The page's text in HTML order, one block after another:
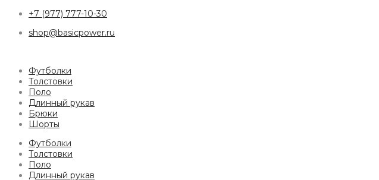
+7 (977) 777-10-30
shop@basicpower.ru
Футболки
Толстовки
Поло
Длинный рукав
Брюки
Шорты
Футболки
Толстовки
Поло
Длинный рукав